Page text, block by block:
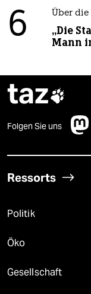
6 Über die
„Die
Mann
taz
Folgen Sie uns
Ressorts
Politik
Öko
Gesellschaft